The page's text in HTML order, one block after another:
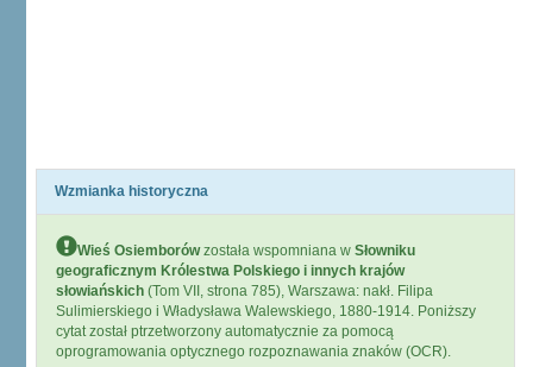
Wzmianka historyczna
Wieś Osiemborówzostała wspomniana w Słowniku
geograficznym Królestwa Polskiego i innych krajów
słowiańskich (Tom VII, strona 785), Warszawa: nakł. Filipa
Sulimierskiego i Władysława Walewskiego, 1880-1914. Poniższy
cytat został ptrzetworzony automatycznie za pomocą
oprogramowania optycznego rozpoznawania znaków (OCR).